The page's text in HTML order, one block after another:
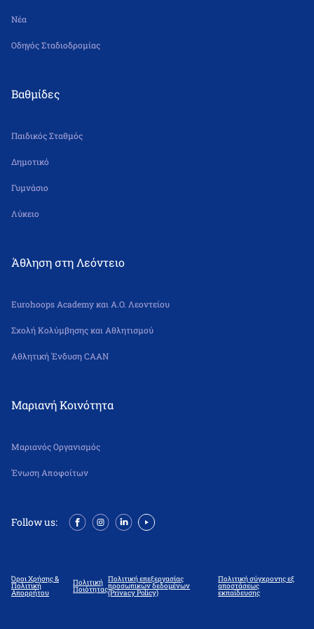
Νέα
Οδηγός Σταδιοδρομίας
Βαθμίδες
Παιδικός Σταθμός
Δημοτικό
Γυμνάσιο
Λύκειο
Άθληση στη Λεόντειο
Eurohoops Academy και Α.Ο. Λεοντείου
Σχολή Κολύμβησης και Αθλητισμού
Αθλητική Ένδυση CAAN
Μαριανή Κοινότητα
Μαριανός Οργανισμός
Ένωση Αποφοίτων
Follow us:
Όροι Χρήσης &
Πολιτική
Απορρήτου
Πολιτική
Ποιότητας
Πολιτική επεξεργασίας
προσωπικών δεδομένων
(Privacy Policy)
Πολιτική σύγχρονης εξ
αποστάσεως
εκπαίδευσης